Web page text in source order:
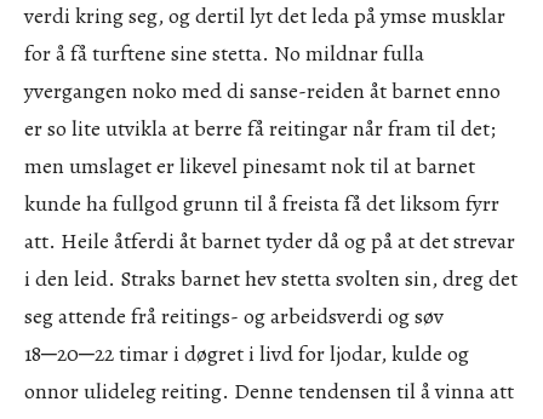
verdi kring seg, og dertil lyt det leda på ymse musklar
for å få turftene sine stetta. No mildnar fulla
yvergangen noko med di sanse-reiden åt barnet enno
er so lite utvikla at berre få reitingar når fram til det;
men umslaget er likevel pinesamt nok til at barnet
kunde ha fullgod grunn til å freista få det liksom fyrr
att. Heile åtferdi åt barnet tyder då og på at det strevar
i den leid. Straks barnet hev stetta svolten sin, dreg det
seg attende frå reitings- og arbeidsverdi og søv
18─20─22 timar i døgret i livd for ljodar, kulde og
onnor ulideleg reiting. Denne tendensen til å vinna att